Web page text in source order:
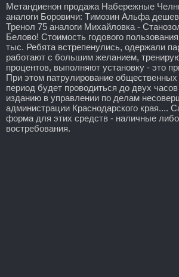
Метандиенон продажа Набережные
аналоги Боровичи: Tимозин Альфа
Тренол 75 аналоги Михайловка -
Белово! Стоимость годового
тыс. Ребята встрепенулись, одержали
работают с большим желанием,
процентов, выполняют установку - это
При этом патрулирование
период будет проводиться до двух
изданию в управлении по делам
администрации Краснодарского края....
форма для этих средств - наличные
востребования.